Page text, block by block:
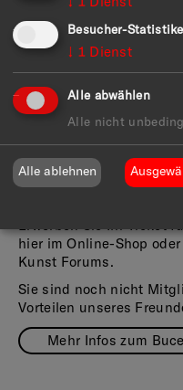
Kategorie Details
Club Führung
Preis
hier imOnline-Shop
Kunst Forums.
Sie sind noch nicht
Vorteilen unseres
Mehr Infos zum
Besucher-
↓ 1 Dienst
Alle abwählen
Alle nicht
Alle ablehnen